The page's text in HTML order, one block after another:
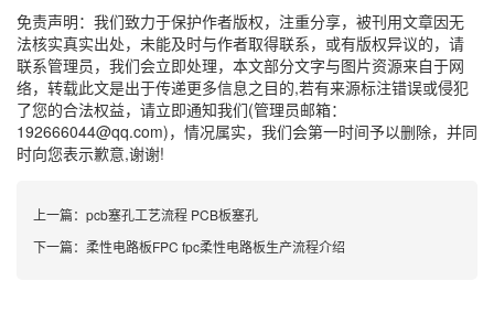
免责声明：我们致力于保护作者版权，注重分享，被刊用文章因无
法核实真实出处，未能及时与作者取得联系，或有版权异议的，请
联系管理员，我们会立即处理，本文部分文字与图片资源来自于网
络，转载此文是出于传递更多信息之目的,若有来源标注错误或侵犯
了您的合法权益，请立即通知我们(管理员邮箱：
192666044@qq.com)，情况属实，我们会第一时间予以删除，并同
时向您表示歉意,谢谢!
上一篇： pcb塞孔工艺流程 PCB板塞孔
下一篇： 柔性电路板FPC fpc柔性电路板生产流程介绍